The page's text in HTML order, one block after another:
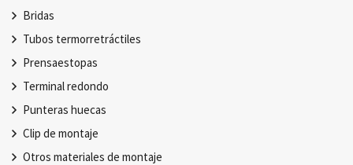
Bridas
Tubos termorretráctiles
Prensaestopas
Terminal redondo
Punteras huecas
Clip de montaje
Otros materiales de montaje